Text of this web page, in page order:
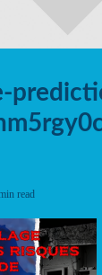
read